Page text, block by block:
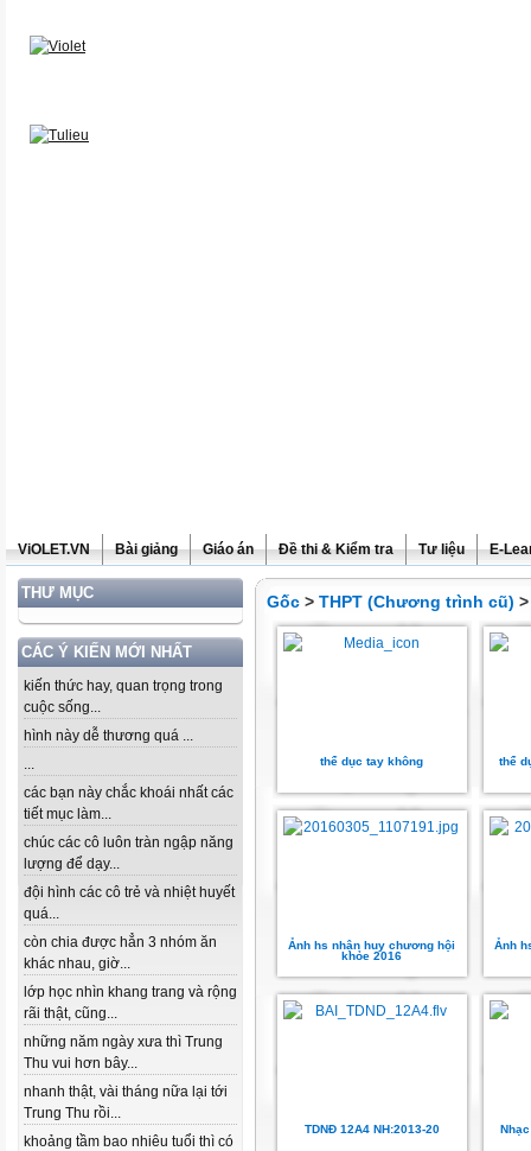
ViOLET.VN Bài giảng Giáo án Đề thi & Kiểm tra Tư liệu E-
THƯ MỤC
CÁC Ý KIẾN MỚI NHẤT
kiến thức hay, quan trọng trong
cuộc sống...
hình này dễ thương quá ...
...
các bạn này chắc khoái nhất các
tiết mục làm...
chúc các cô luôn tràn ngập năng
lượng để dạy...
đội hình các cô trẻ và nhiệt huyết
quá...
còn chia được hẳn 3 nhóm ăn
khác nhau, giờ...
lớp học nhìn khang trang và rộng
rãi thật, cũng...
những năm ngày xưa thì Trung
Thu vui hơn bây...
nhanh thật, vài tháng nữa lại tới
Trung Thu rồi...
khoảng tầm bao nhiêu tuổi thì có
Gốc > THPT (Chương trình cũ)
thể dục tay không thể
Ảnh hs nhận huy chương hội
khỏe 2016
Ảnh
TDNĐ 12A4 NH:2013-20